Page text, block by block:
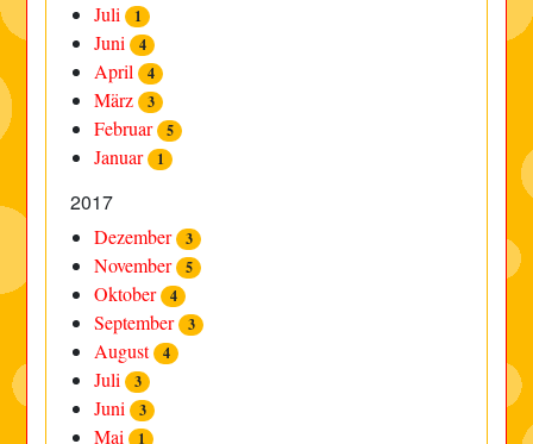
Juli 1
Juni 4
April 4
März 3
Februar 5
Januar 1
2017
Dezember 3
November 5
Oktober 4
September 3
August 4
Juli 3
Juni 3
Mai 1